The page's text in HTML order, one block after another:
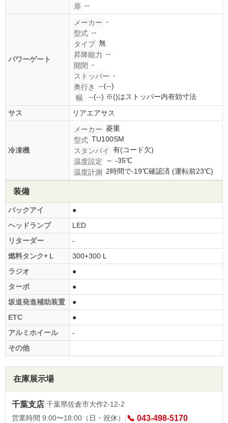
扉 --
パワーゲート
メーカー -
型式 --
タイプ 無
昇降能力 --
開閉 -
ストッパー -
奥行き
--(--)
幅
--(--) ※()はストッパー内有効寸法
サス
リアエアサス
冷凍機
メーカー 菱重
型式 TU100SM
スタンバイ 有(コード欠)
温度設定
～ -35℃
温度計測
2時間で-19℃確認済 (運転前23℃)
装備
バックアイ
●
ヘッドランプ
LED
リターダー
-
燃料タンク+Ｌ
300+300 L
ラジオ
●
ターボ
●
坂道発進補助装置
●
ETC
●
アルミホイール
-
その他
在庫展示場
千葉支店|千葉県佐倉市大作2-12-2
営業時間 9:00〜18:00（日・祝休） | 📞 043-498-5170